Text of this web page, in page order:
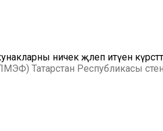
ничек җәлеп итүен
Татарстан Республикасы